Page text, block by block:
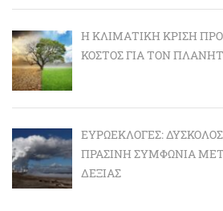
Η ΚΛΙΜΑΤΙΚΉ ΚΡΊΣΗ
ΚΌΣΤΟΣ ΓΙΑ ΤΟΝ
ΕΥΡΩΕΚΛΟΓΈΣ:
ΠΡΆΣΙΝΗ ΣΥΜΦΩΝΊΑ
ΔΕΞΙΆΣ